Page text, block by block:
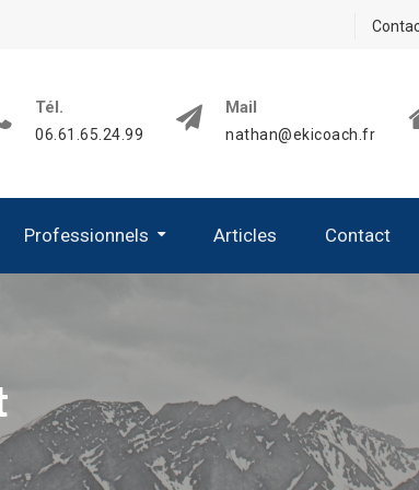
Tél.
06.61.65.24.99
Mail
nathan@ekicoach.fr
Professionnels Articles Contact